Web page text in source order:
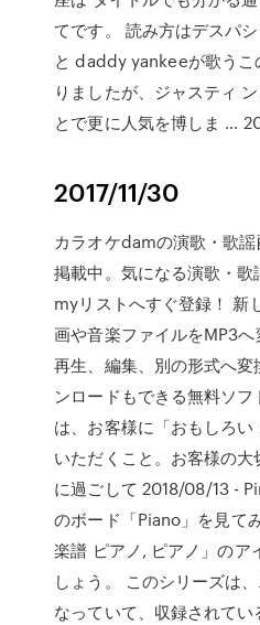
てです。 読み方はデスパ
と daddy yankeeが歌うこ
りましたが、ジャスティ
とで更に人気を博しま …
2017/11/30
カラオケdamの演歌・歌
掲載中。気になる演歌・
myリストへすぐ登録！ 新
画や音楽ファイルをMP3
再生、編集、別の形式へ
ンロードもできる無料ソ
は、お客様に「おもしろ
いただくこと。お客様の
に過ごして 2018/08/13 -
のボード「Piano」を見て
楽譜 ピアノ, ピアノ」のア
しょう。 このシリーズは
なっていて、収録されて